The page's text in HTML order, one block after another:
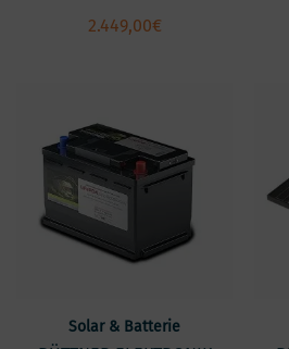
2.449,00€
Solar & Batterie